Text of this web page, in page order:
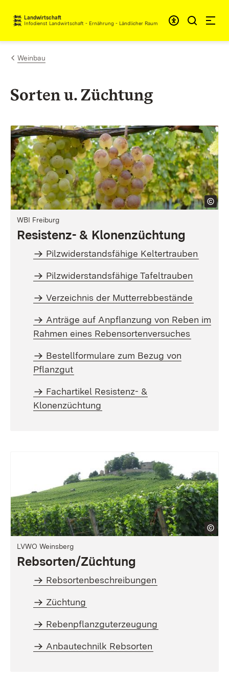
Zum Inhalt springen
Landwirtschaft
Infodienst Landwirtschaft - Ernährung - Ländlicher Raum
Weinbau
Sorten u. Züchtung
WBI Freiburg
Resistenz- & Klonenzüchtung
Pilzwiderstandsfähige Keltertrauben
Pilzwiderstandsfähige Tafeltrauben
Verzeichnis der Mutterrebbestände
Anträge auf Anpflanzung von Reben im
Rahmen eines Rebensortenversuches
Bestellformulare zum Bezug von
Pflanzgut
Fachartikel Resistenz- &
Klonenzüchtung
LVWO Weinsberg
Rebsorten/Züchtung
Rebsortenbeschreibungen
Züchtung
Rebenpflanzguterzeugung
Anbautechnilk Rebsorten